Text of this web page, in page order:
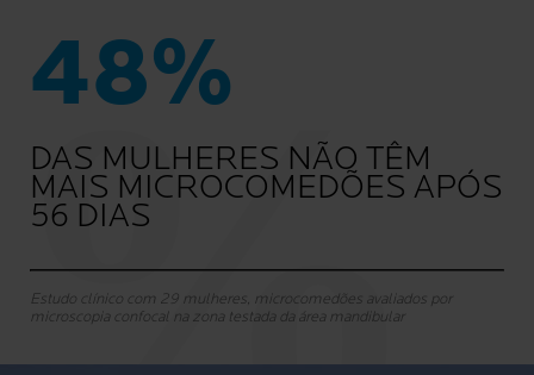
48%
DAS MULHERES NÃO TÊM
MAIS MICROCOMEDÕES APÓS
56 DIAS
Estudo clínico com 29 mulheres, microcomedões avaliados por
microscopia confocal na zona testada da área mandibular